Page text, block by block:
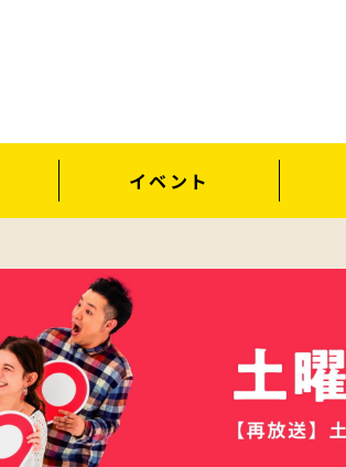
イベント